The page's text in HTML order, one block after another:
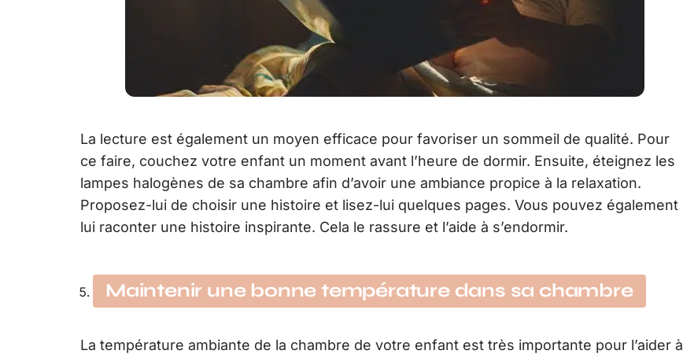
La lecture est également un moyen efficace pour favoriser un sommeil de qualité. Pour
ce faire, couchez votre enfant un moment avant l’heure de dormir. Ensuite, éteignez les
lampes halogènes de sa chambre afin d’avoir une ambiance propice à la relaxation.
Proposez-lui de choisir une histoire et lisez-lui quelques pages. Vous pouvez également
lui raconter une histoire inspirante. Cela le rassure et l’aide à s’endormir.
Maintenir une bonne température dans sa chambre
La température ambiante de la chambre de votre enfant est très importante pour l’aider à